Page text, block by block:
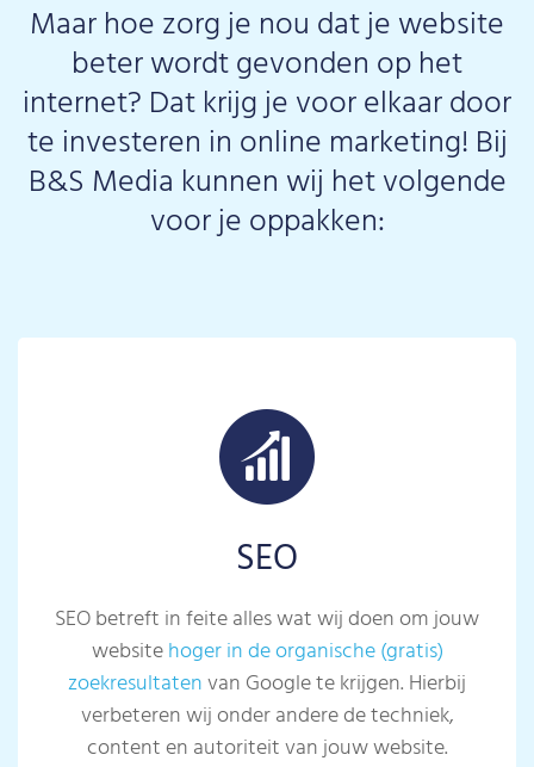
Maar hoe zorg je nou dat je website
beter wordt gevonden op het
internet? Dat krijg je voor elkaar door
te investeren in online marketing! Bij
B&S Media kunnen wij het volgende
voor je oppakken:
SEO
SEO betreft in feite alles wat wij doen om jouw
websitehoger in de organische (gratis)
zoekresultatenvan Google te krijgen. Hierbij
verbeteren wij onder andere de techniek,
content en autoriteit van jouw website.